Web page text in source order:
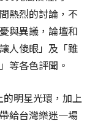
熱烈的討論，不
與異議，論壇和
人傻眼」及「雖
等各色評聞。
明星光環，加上
給台灣樂迷一場